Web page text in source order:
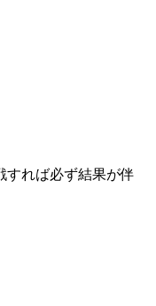
すれば必ず結果が伴